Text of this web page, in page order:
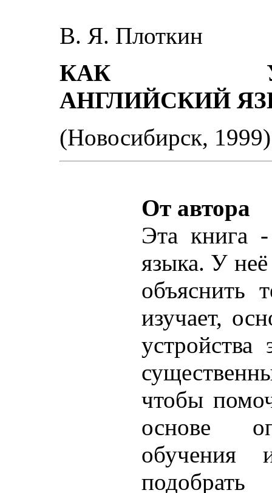
В. Я. Плоткин
КАК
АНГЛИЙСКИЙ
(Новосибирск, 1999)
От автора
Эта книга -
языка. У неё
объяснить
изучает,
чтобы
основе
обучения